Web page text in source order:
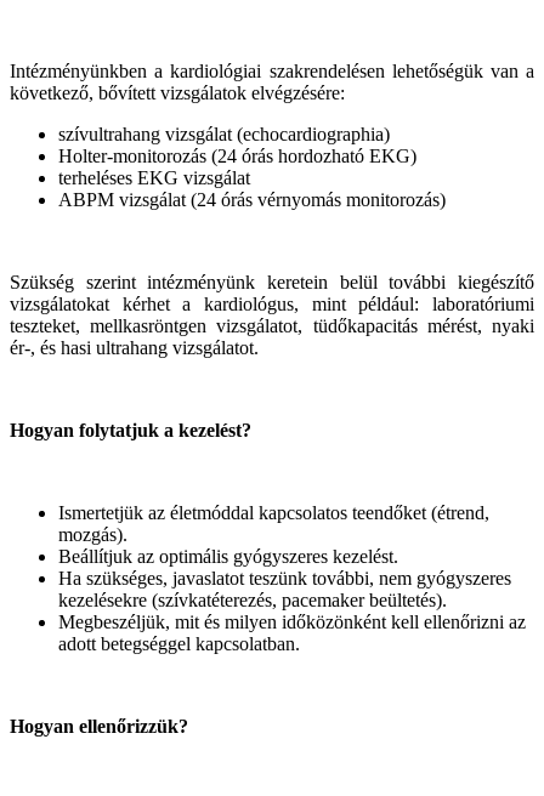
Intézményünkben a kardiológiai szakrendelésen lehetőségük van a
következő, bővített vizsgálatok elvégzésére:
szívultrahang vizsgálat (echocardiographia)
Holter-monitorozás (24 órás hordozható EKG)
terheléses EKG vizsgálat
ABPM vizsgálat (24 órás vérnyomás monitorozás)
Szükség szerint intézményünk keretein belül további kiegészítő
vizsgálatokat kérhet a kardiológus, mint például: laboratóriumi
teszteket, mellkasröntgen vizsgálatot, tüdőkapacitás mérést, nyaki
ér-, és hasi ultrahang vizsgálatot.
Hogyan folytatjuk a kezelést?
Ismertetjük az életmóddal kapcsolatos teendőket (étrend,
mozgás).
Beállítjuk az optimális gyógyszeres kezelést.
Ha szükséges, javaslatot teszünk további, nem gyógyszeres
kezelésekre (szívkatéterezés, pacemaker beültetés).
Megbeszéljük, mit és milyen időközönként kell ellenőrizni az
adott betegséggel kapcsolatban.
Hogyan ellenőrizzük?